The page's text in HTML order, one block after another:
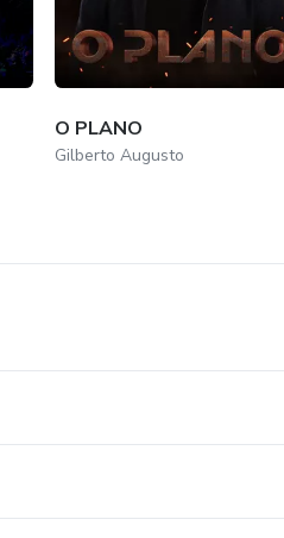
O PLANO
Gilberto Augusto